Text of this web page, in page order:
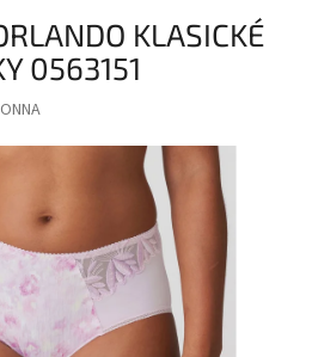
KLASICKÉ
0563151